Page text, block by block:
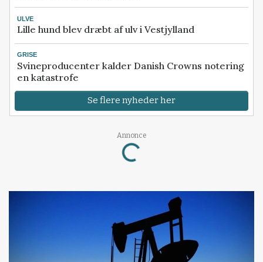
ULVE
Lille hund blev dræbt af ulv i Vestjylland
GRISE
Svineproducenter kalder Danish Crowns notering
en katastrofe
Se flere nyheder her
Annonce
Loading...